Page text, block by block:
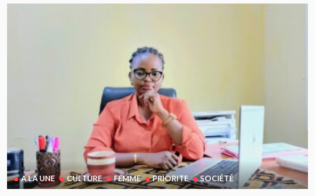
A LA UNE CULTURE FEMME PRIORITE SOCIÉTÉ